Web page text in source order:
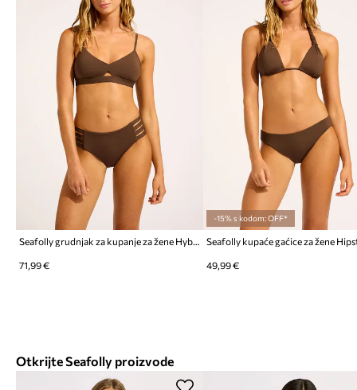
Seafolly grudnjak za kupanje za žene Hybrid Bralette
71,99 €
-15% s kodom: OFF*
Seafolly kupaće gaćice za žene
49,99 €
Otkrijte Seafolly proizvode